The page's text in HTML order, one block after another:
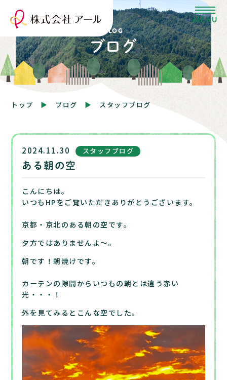
BLOG
ブログ
トップ ブログ スタッフブログ
2024.11.30
スタッフブログ
ある朝の空
こんにちは。
いつもHPをご覧いただきありがとうございます。
京都・京北のある朝の空です。
夕方ではありませんよ～。
朝です！朝焼けです。
カーテンの隙間からいつもの朝とは違う赤い
光・・・！
外を見てみるとこんな空でした。